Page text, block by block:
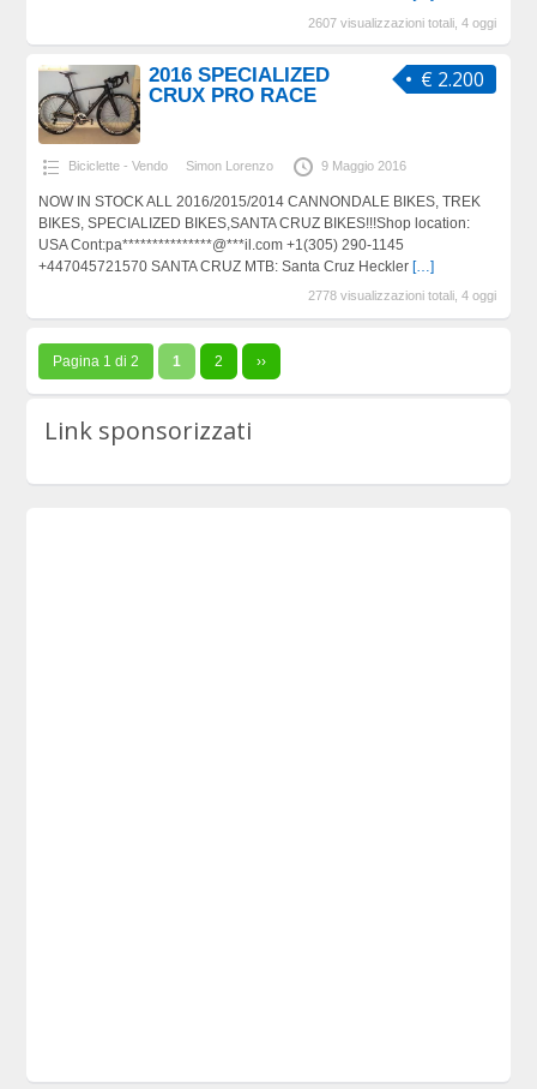
2607 visualizzazioni totali, 4 oggi
€ 2.200
2016 SPECIALIZED
CRUX PRO RACE
Biciclette - Vendo Simon Lorenzo 9 Maggio 2016
NOW IN STOCK ALL 2016/2015/2014 CANNONDALE BIKES, TREK
BIKES, SPECIALIZED BIKES,SANTA CRUZ BIKES!!!Shop location:
USA Cont:pa***************@***il.com +1(305) 290-1145
+447045721570 SANTA CRUZ MTB: Santa Cruz Heckler […]
2778 visualizzazioni totali, 4 oggi
Pagina 1 di 2 1 2 ››
Link sponsorizzati